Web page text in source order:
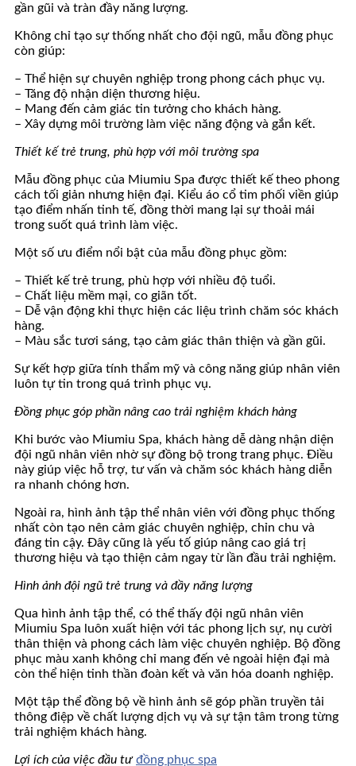
gần gũi và tràn đầy năng lượng.
Không chỉ tạo sự thống nhất cho đội ngũ, mẫu đồng phục
còn giúp:
– Thể hiện sự chuyên nghiệp trong phong cách phục vụ.
– Tăng độ nhận diện thương hiệu.
– Mang đến cảm giác tin tưởng cho khách hàng.
– Xây dựng môi trường làm việc năng động và gắn kết.
Thiết kế trẻ trung, phù hợp với môi trường spa
Mẫu đồng phục của Miumiu Spa được thiết kế theo phong
cách tối giản nhưng hiện đại. Kiểu áo cổ tim phối viền giúp
tạo điểm nhấn tinh tế, đồng thời mang lại sự thoải mái
trong suốt quá trình làm việc.
Một số ưu điểm nổi bật của mẫu đồng phục gồm:
– Thiết kế trẻ trung, phù hợp với nhiều độ tuổi.
– Chất liệu mềm mại, co giãn tốt.
– Dễ vận động khi thực hiện các liệu trình chăm sóc khách
hàng.
– Màu sắc tươi sáng, tạo cảm giác thân thiện và gần gũi.
Sự kết hợp giữa tính thẩm mỹ và công năng giúp nhân viên
luôn tự tin trong quá trình phục vụ.
Đồng phục góp phần nâng cao trải nghiệm khách hàng
Khi bước vào Miumiu Spa, khách hàng dễ dàng nhận diện
đội ngũ nhân viên nhờ sự đồng bộ trong trang phục. Điều
này giúp việc hỗ trợ, tư vấn và chăm sóc khách hàng diễn
ra nhanh chóng hơn.
Ngoài ra, hình ảnh tập thể nhân viên với đồng phục thống
nhất còn tạo nên cảm giác chuyên nghiệp, chỉn chu và
đáng tin cậy. Đây cũng là yếu tố giúp nâng cao giá trị
thương hiệu và tạo thiện cảm ngay từ lần đầu trải nghiệm.
Hình ảnh đội ngũ trẻ trung và đầy năng lượng
Qua hình ảnh tập thể, có thể thấy đội ngũ nhân viên
Miumiu Spa luôn xuất hiện với tác phong lịch sự, nụ cười
thân thiện và phong cách làm việc chuyên nghiệp. Bộ đồng
phục màu xanh không chỉ mang đến vẻ ngoài hiện đại mà
còn thể hiện tinh thần đoàn kết và văn hóa doanh nghiệp.
Một tập thể đồng bộ về hình ảnh sẽ góp phần truyền tải
thông điệp về chất lượng dịch vụ và sự tận tâm trong từng
trải nghiệm khách hàng.
Lợi ích của việc đầu tư đồng phục spa